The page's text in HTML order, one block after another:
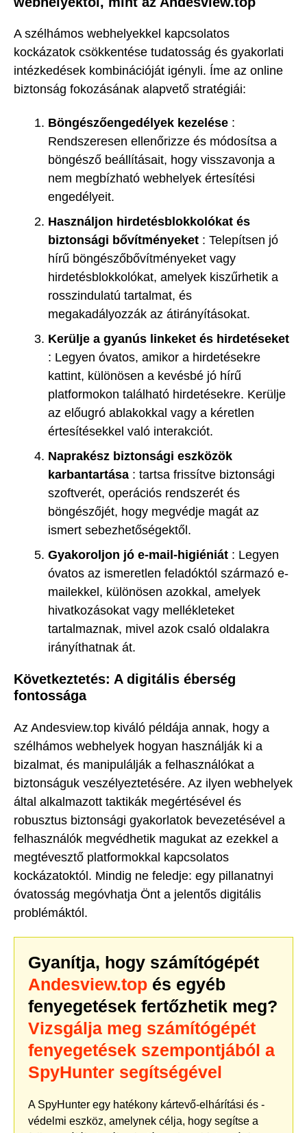
A szélhámos webhelyekkel kapcsolatos
kockázatok csökkentése tudatosság és gyakorlati
intézkedések kombinációját igényli. Íme az online
biztonság fokozásának alapvető stratégiái:
Böngészőengedélyek kezelése :
Rendszeresen ellenőrizze és módosítsa a
böngésző beállításait, hogy visszavonja a
nem megbízható webhelyek értesítési
engedélyeit.
Használjon hirdetésblokkolókat és
biztonsági bővítményeket : Telepítsen jó
hírű böngészőbővítményeket vagy
hirdetésblokkolókat, amelyek kiszűrhetik a
rosszindulatú tartalmat, és
megakadályozzák az átirányításokat.
Kerülje a gyanús linkeket és hirdetéseket
: Legyen óvatos, amikor a hirdetésekre
kattint, különösen a kevésbé jó hírű
platformokon található hirdetésekre. Kerülje
az előugró ablakokkal vagy a kéretlen
értesítésekkel való interakciót.
Naprakész biztonsági eszközök
karbantartása : tartsa frissítve biztonsági
szoftverét, operációs rendszerét és
böngészőjét, hogy megvédje magát az
ismert sebezhetőségektől.
Gyakoroljon jó e-mail-higiéniát : Legyen
óvatos az ismeretlen feladóktól származó e-
mailekkel, különösen azokkal, amelyek
hivatkozásokat vagy mellékleteket
tartalmaznak, mivel azok csaló oldalakra
irányíthatnak át.
Következtetés: A digitális éberség
fontossága
Az Andesview.top kiváló példája annak, hogy a
szélhámos webhelyek hogyan használják ki a
bizalmat, és manipulálják a felhasználókat a
biztonságuk veszélyeztetésére. Az ilyen webhelyek
által alkalmazott taktikák megértésével és
robusztus biztonsági gyakorlatok bevezetésével a
felhasználók megvédhetik magukat az ezekkel a
megtévesztő platformokkal kapcsolatos
kockázatoktól. Mindig ne feledje: egy pillanatnyi
óvatosság megóvhatja Önt a jelentős digitális
problémáktól.
Gyanítja, hogy számítógépét
Andesview.top és egyéb
fenyegetések fertőzhetik meg?
Vizsgálja meg számítógépét
fenyegetések szempontjából a
SpyHunter segítségével
A SpyHunter egy hatékony kártevő-elhárítási és -
védelmi eszköz, amelynek célja, hogy segítse a